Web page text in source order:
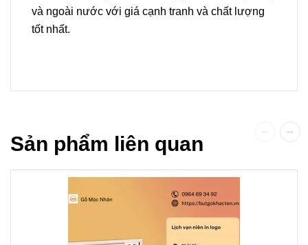
và ngoài nước với giá cạnh tranh và chất lượng
tốt nhất.
Sản phẩm liên quan